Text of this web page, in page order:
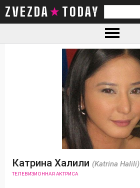
ZVEZDA TODAY
Катрина Халили (Katrina Halili)
ТЕЛЕВИЗИОННАЯ АКТРИСА